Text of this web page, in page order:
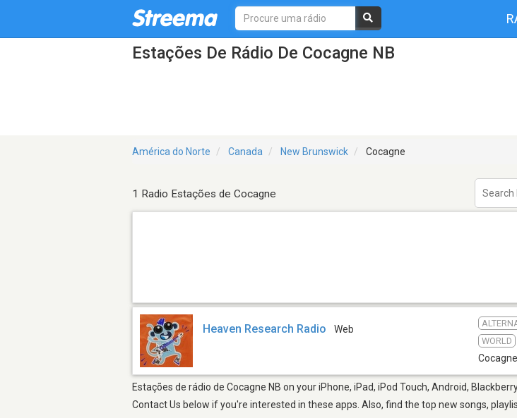
Estações De Rádio De Cocagne NB
América do Norte Canada New Brunswick Cocagne
1 Radio Estações de Cocagne
Heaven Research Radio Web
WORLD
Estações de rádio de Cocagne NB on your iPhone, iPad, iPod Touch, Android,
Contact Us below if you're interested in these apps. Also, find the top new songs,